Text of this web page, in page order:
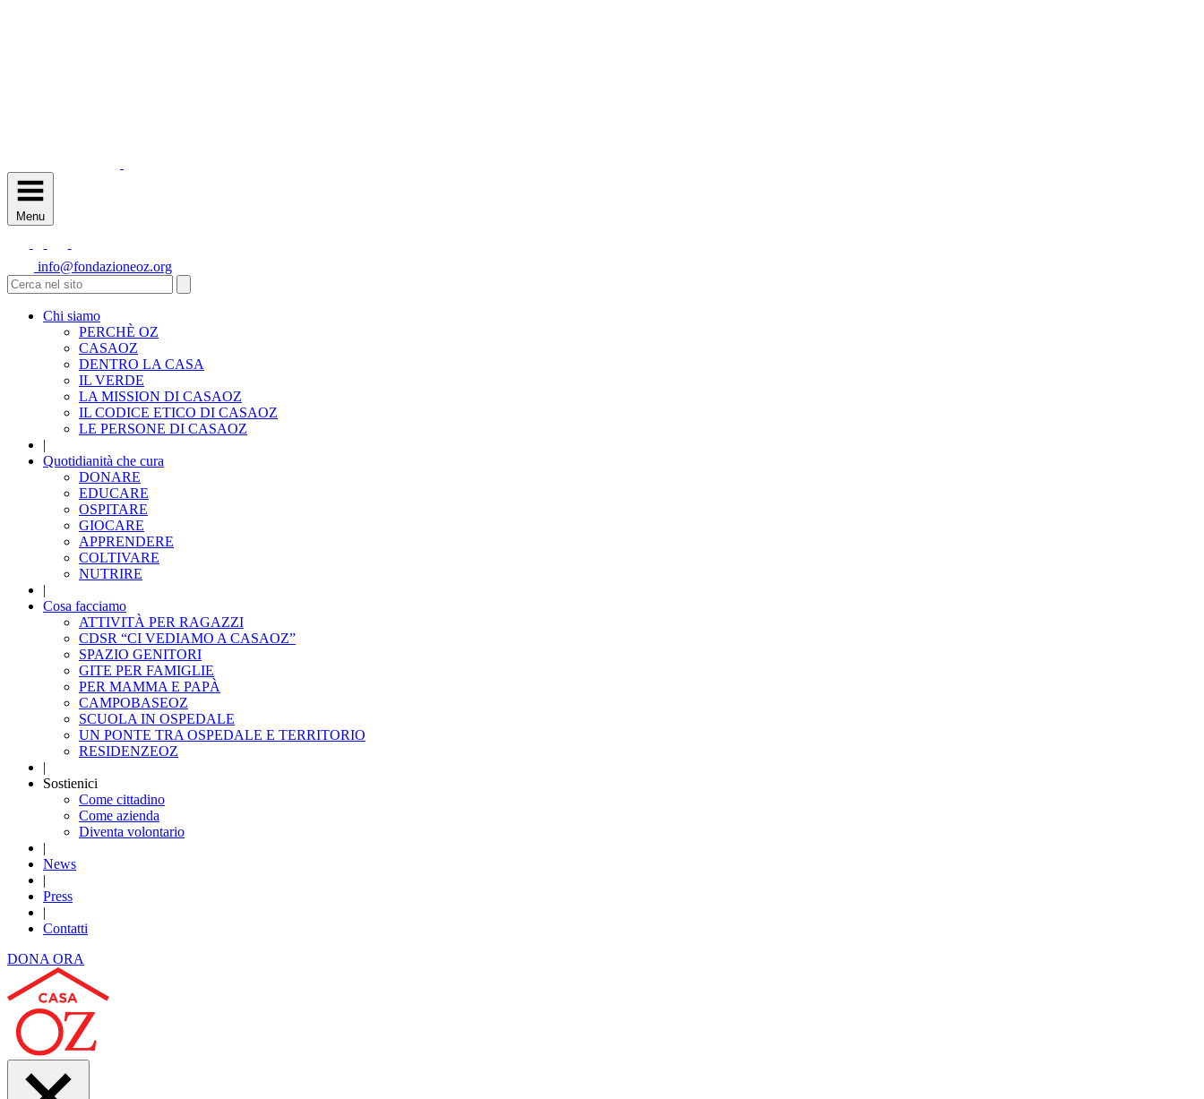
Menu
info@fondazioneoz.org
Chi siamo
PERCHÈ OZ
CASAOZ
DENTRO LA CASA
IL VERDE
LA MISSION DI CASAOZ
IL CODICE ETICO DI CASAOZ
LE PERSONE DI CASAOZ
|
Quotidianità che cura
DONARE
EDUCARE
OSPITARE
GIOCARE
APPRENDERE
COLTIVARE
NUTRIRE
|
Cosa facciamo
ATTIVITÀ PER RAGAZZI
CDSR “CI VEDIAMO A CASAOZ”
SPAZIO GENITORI
GITE PER FAMIGLIE
PER MAMMA E PAPÀ
CAMPOBASEOZ
SCUOLA IN OSPEDALE
UN PONTE TRA OSPEDALE E TERRITORIO
RESIDENZEOZ
|
Sostienici
Come cittadino
Come azienda
Diventa volontario
|
News
|
Press
|
Contatti
DONA ORA